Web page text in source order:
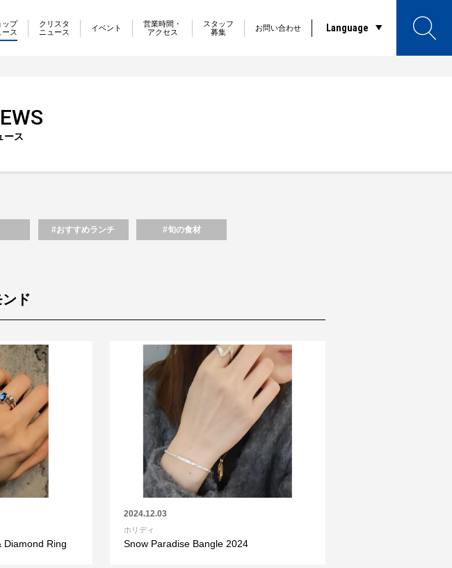
ップ
ース
クリスタ
ニュース
イベント
営業時間・
アクセス
スタッフ
募集
お問い合わせ Language
ース
#おすすめランチ #旬の食材
ド
Diamond Ring
2024.12.03
ホリディ
Snow Paradise Bangle 2024